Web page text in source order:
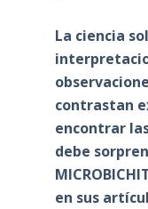
La ciencia
contrastan
encontrar
debe
en sus